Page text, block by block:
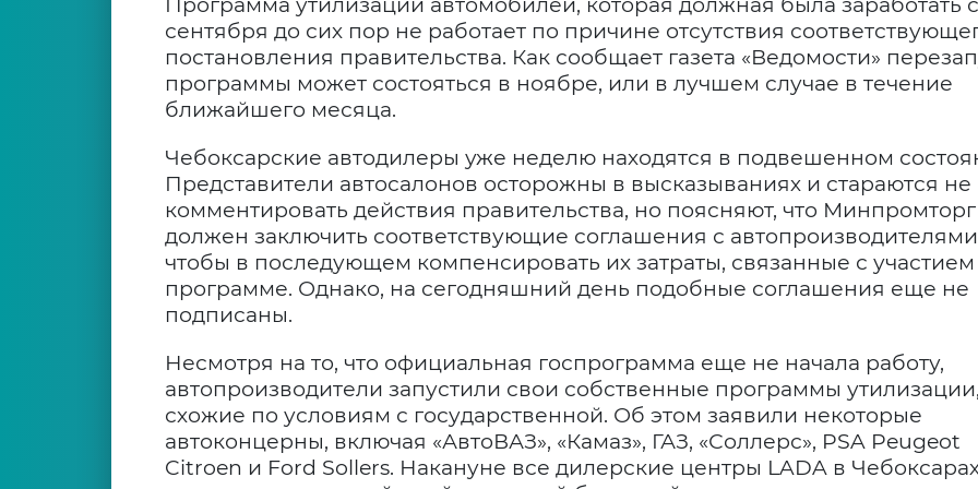
Программа утилизации автомобилей, которая должная была заработать с
сентября до сих пор не работает по причине отсутствия
постановления правительства. Как сообщает газета «Ведомости»
программы может состояться в ноябре, или в лучшем случае в течение
ближайшего месяца.
Чебоксарские автодилеры уже неделю находятся в подвешенном
Представители автосалонов осторожны в высказываниях и стараются не
комментировать действия правительства, но поясняют, что Минпромторг
должен заключить соответствующие соглашения с
чтобы в последующем компенсировать их затраты, связанные с участием
программе. Однако, на сегодняшний день подобные соглашения еще не
подписаны.
Несмотря на то, что официальная госпрограмма еще не начала работу,
автопроизводители запустили свои собственные программы утилизации,
схожие по условиям с государственной. Об этом заявили некоторые
автоконцерны, включая «АвтоВАЗ», «Камаз», ГАЗ, «Соллерс», PSA Peugeot
Citroen и Ford Sollers. Накануне все дилерские центры LADA в